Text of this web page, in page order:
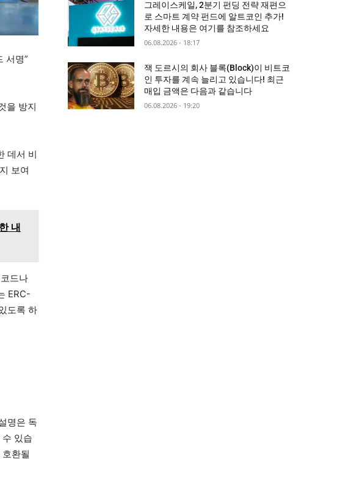
서명”
을 방지
데서 비
보여
내
드나
ERC-
도록 하
명은 독
있습
환될
그레이스케일, 2분기 펀딩 전략 재편으
로 스마트 계약 펀드에 알트코인 추가!
자세한 내용은 여기를 참조하세요
06.08.2026 - 18:17
잭 도르시의 회사 블록(Block)이 비트코
인 투자를 계속 늘리고 있습니다! 최근
매입 금액은 다음과 같습니다
06.08.2026 - 19:20